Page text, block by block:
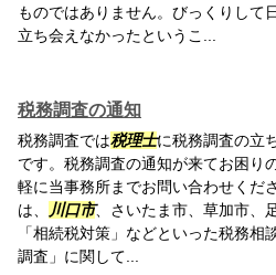
ものではありません。びっくりして
立ち会えなかったというこ...
税務調査の通知
税務調査では税理士に税務調査の立
です。税務調査の通知が来てお困り
軽に当事務所までお問い合わせくだ
は、
川口市、さいたま市、草加市、
「相続税対策」などといった税務相
調査」に関して...